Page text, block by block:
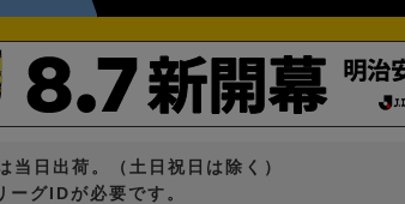
日出荷。（土日祝日は除く）
ーグIDが必要です。